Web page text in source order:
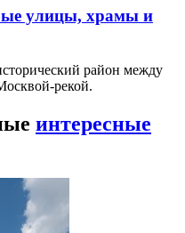
улицы, храмы и
район между
рекой.
интересные